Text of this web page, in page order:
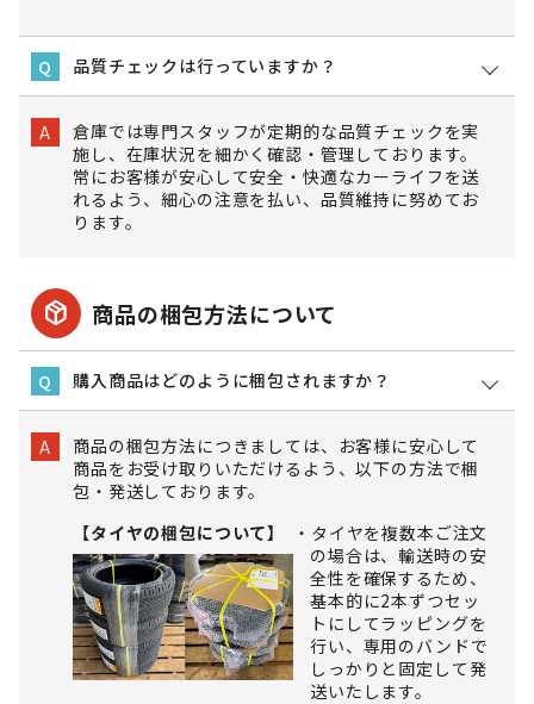
Q 品質チェックは行っていますか？
A
倉庫では専門スタッフが定期的な品質チェックを実
施し、在庫状況を細かく確認・管理しております。
常にお客様が安心して安全・快適なカーライフを送
れるよう、細心の注意を払い、品質維持に努めてお
ります。
package_2 商品の梱包方法について
Q 購入商品はどのように梱包されますか？
A
商品の梱包方法につきましては、お客様に安心して
商品をお受け取りいただけるよう、以下の方法で梱
包・発送しております。
【タイヤの梱包について】
タイヤを複数本ご注文
の場合は、輸送時の安
全性を確保するため、
基本的に2本ずつセッ
トにしてラッピングを
行い、専用のバンドで
しっかりと固定して発
送いたします。